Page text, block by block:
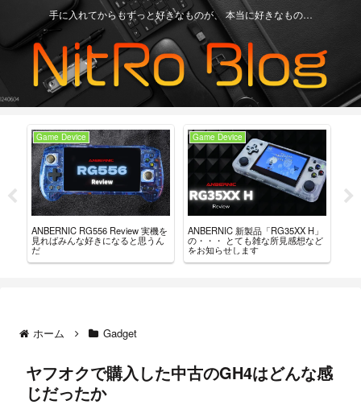
手に入れてからもずっと好きなものが、 本当に好きなもの…
Game Device
ANBERNIC RG556 Review 実機を
見ればみんな好きになると思うん
だ
Game Device
ANBERNIC 新製品「RG35XX H」
の・・・ とても雑な所見感想など
をお知らせします
ホーム Gadget
ヤフオクで購入した中古のGH4はどんな感
じだったか